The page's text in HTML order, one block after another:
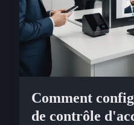
Comment
de contrôle